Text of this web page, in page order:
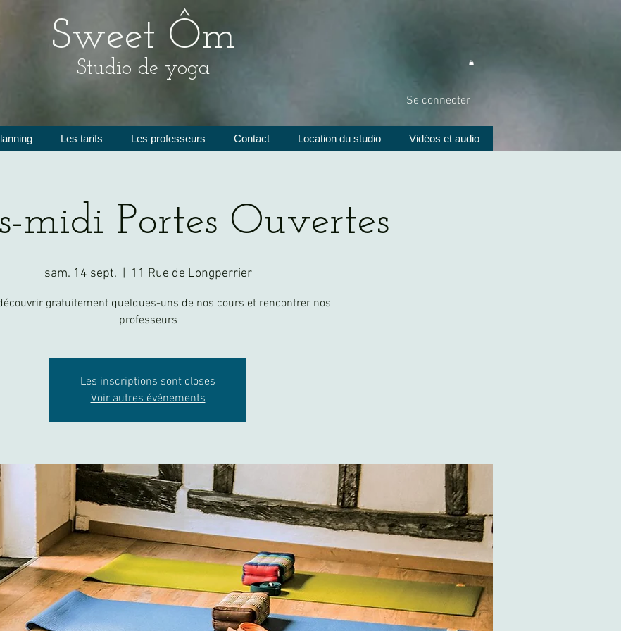
Sweet Ôm
Studio de yoga
Se connecter
Les tarifs Les professeurs Contact Location du studio Vidéos et audio
midi Portes Ouvertes
sam. 14 sept.
  |
11 Rue de Longperrier
gratuitement quelques-uns de nos cours et rencontrer nos
Les inscriptions sont closes
Voir autres événements